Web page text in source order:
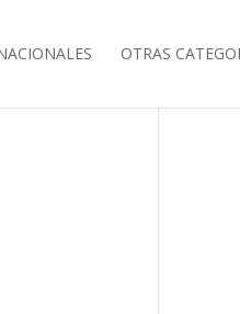
OTRAS